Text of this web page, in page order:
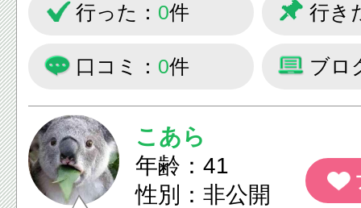
行った： 0件 行き
口コミ： 0件 ブロ
こあら
年齢：41
性別：非公開